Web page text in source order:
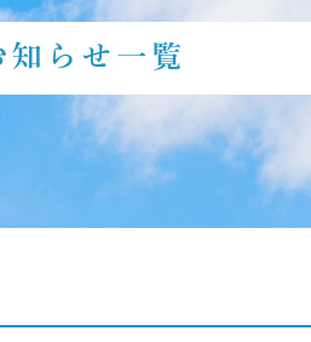
知らせ一覧